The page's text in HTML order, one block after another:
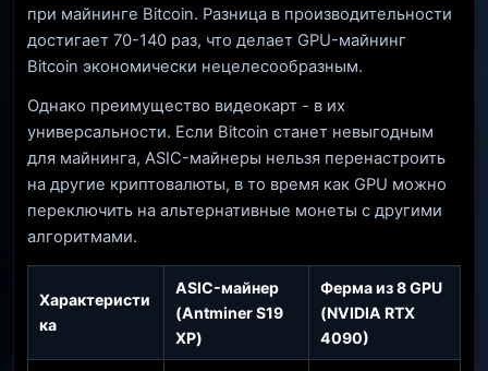
при майнинге Bitcoin. Разница в производительности
достигает 70-140 раз, что делает GPU-майнинг
Bitcoin экономически нецелесообразным.
Однако преимущество видеокарт - в их
универсальности. Если Bitcoin станет невыгодным
для майнинга, ASIC-майнеры нельзя перенастроить
на другие криптовалюты, в то время как GPU можно
переключить на альтернативные монеты с другими
алгоритмами.
Характеристи
ка
ASIC-майнер
(Antminer S19
XP)
Ферма из 8 GPU
(NVIDIA RTX
4090)